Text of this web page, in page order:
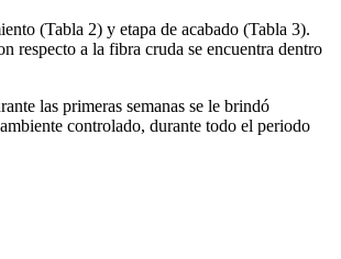
(Tabla 2) y etapa de acabado (Tabla 3).
respecto a la fibra cruda se encuentra dentro
las primeras semanas se le brindó
controlado, durante todo el periodo